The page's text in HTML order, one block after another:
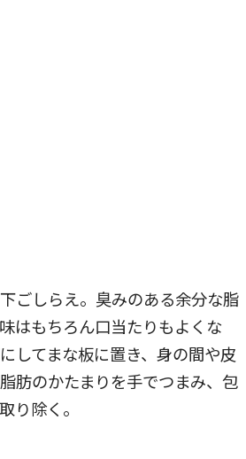
ごしらえ。臭みのある余分な脂
はもちろん口当たりもよくな
してまな板に置き、身の間や皮
肪のかたまりを手でつまみ、包
り除く。